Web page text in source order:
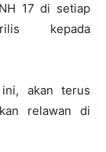
17 di setiap
kepada
ini, akan terus
relawan di